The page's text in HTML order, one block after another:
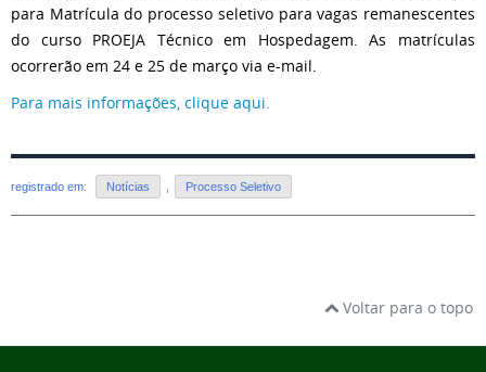
para Matrícula do processo seletivo para vagas remanescentes
do curso PROEJA Técnico em Hospedagem. As matrículas
ocorrerão em 24 e 25 de março via e-mail.
Para mais informações, clique aqui.
registrado em: Notícias Processo Seletivo
Voltar para o topo